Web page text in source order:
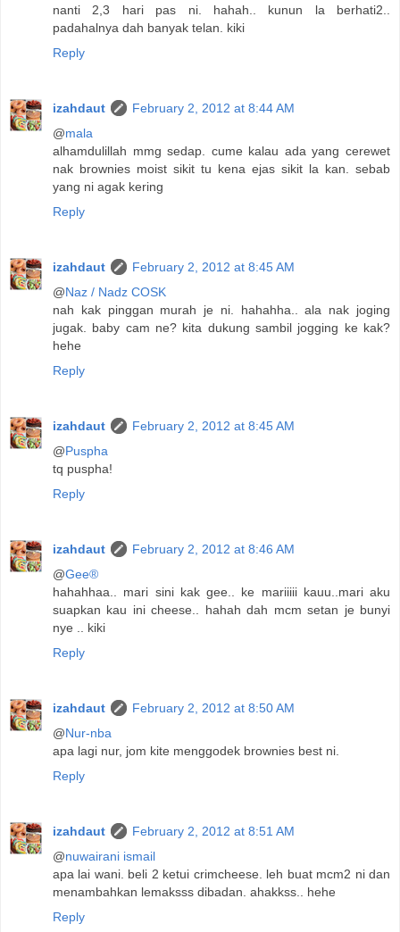
nanti 2,3 hari pas ni. hahah.. kunun la berhati2..
padahalnya dah banyak telan. kiki
Reply
izahdaut
February 2, 2012 at 8:44 AM
@mala
alhamdulillah mmg sedap. cume kalau ada yang cerewet
nak brownies moist sikit tu kena ejas sikit la kan. sebab
yang ni agak kering
Reply
izahdaut
February 2, 2012 at 8:45 AM
@Naz / Nadz COSK
nah kak pinggan murah je ni. hahahha.. ala nak joging
jugak. baby cam ne? kita dukung sambil jogging ke kak?
hehe
Reply
izahdaut
February 2, 2012 at 8:45 AM
@Puspha
tq puspha!
Reply
izahdaut
February 2, 2012 at 8:46 AM
@Gee®
hahahhaa.. mari sini kak gee.. ke mariiiii kauu..mari aku
suapkan kau ini cheese.. hahah dah mcm setan je bunyi
nye .. kiki
Reply
izahdaut
February 2, 2012 at 8:50 AM
@Nur-nba
apa lagi nur, jom kite menggodek brownies best ni.
Reply
izahdaut
February 2, 2012 at 8:51 AM
@nuwairani ismail
apa lai wani. beli 2 ketui crimcheese. leh buat mcm2 ni dan
menambahkan lemaksss dibadan. ahakkss.. hehe
Reply